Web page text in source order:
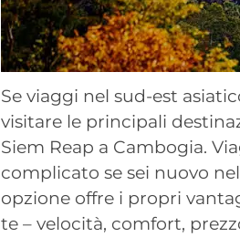
Se viaggi nel sud-est
visitare le principali
Siem Reap a Cambogia.
complicato se sei nuovo
opzione offre i propri
te – velocità, comfort,